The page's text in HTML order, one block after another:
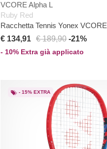
VCORE Alpha L
Ruby Red
Racchetta Tennis Yonex VCORE
€ 134,91 € 189,90 -21%
- 10% Extra già applicato
- 15% EXTRA